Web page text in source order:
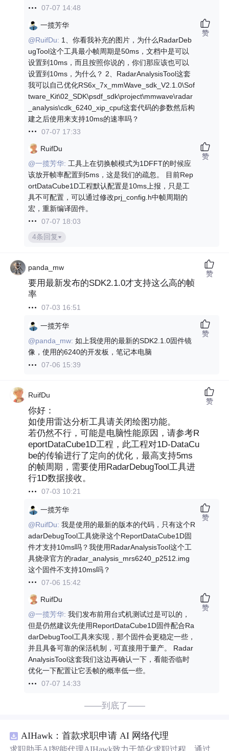
07-07 14:48
一揽芳华
@RuifDu: 1、你看我补充的图片，为什么RadarDeb
ugTool这个工具最小帧周期是50ms，文档中是可以
设置到10ms，而且按照你说的，你们那应该也可以
设置到10ms，为什么？ 2、RadarAnalysisTool这套
我可以自己优化RS6x_7x_mmWave_sdk_V2.1.0\Sof
tware_Kit\02_SDK\psdf_sdk\project\mmwave\radar
_analysis\cdk_6240_xip_cpuf这套代码的参数然后构
建之后使用来支持10ms的速率吗？
07-07 17:33
赞
RuifDu
@一揽芳华: 工具上在切换帧模式为1DFFT的时候应
该放开帧率配置到5ms，这是我们的疏忽。 目前Rep
ortDataCube1D工程默认配置是10ms上报，只是工
具不可配置，可以通过修改prj_config.h中帧周期的
宏，重新编译固件。
07-07 18:03
赞
4条回复
panda_mw
要用最新发布的SDK2.1.0才支持这么高的帧
率
07-03 16:51
赞
一揽芳华
@panda_mw:如上我使用的最新的SDK2.1.0固件镜
像，使用的6240的开发板，笔记本电脑
07-06 15:39
赞
RuifDu
你好：
如使用雷达分析工具请关闭绘图功能。
若仍然不行，可能是电脑性能原因，请参考R
eportDataCube1D工程，此工程对1D-DataCu
be的传输进行了定向的优化，最高支持5ms
的帧周期，需要使用RadarDebugTool工具进
行1D数据接收。
07-03 10:21
赞
一揽芳华
@RuifDu:我是使用的最新的版本的代码，只有这个R
adarDebugTool工具烧录这个ReportDataCube1D固
件才支持10ms吗？我使用RadarAnalysisTool这个工
具烧录官方的radar_analysis_mrs6240_p2512.img
这个固件不支持10ms吗？
07-06 15:42
赞
RuifDu
@一揽芳华:我们发布前用台式机测试过是可以的，
但是仍然建议先使用ReportDataCube1D固件配合Ra
darDebugTool工具来实现，那个固件会更稳定一些，
并且具备可靠的保活机制，可直接用于量产。 Radar
AnalysisTool这套我们这边再确认一下，看能否临时
优化一下配置让它丢帧的概率低一些。
07-07 14:33
赞
——到底了——
AIHawk：首款求职申请 AI 网络代理
求职助手AI智能代理AIHawk致力于简化求职过程，通过自